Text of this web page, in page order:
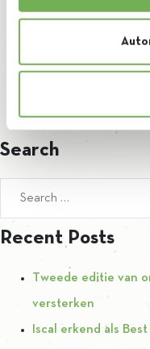
By Brieuc
Ce silo de 80.000
quantité maximale de
Search
Search for:
Recent Posts
Tweede editie van
versterken
Iscal erkend als